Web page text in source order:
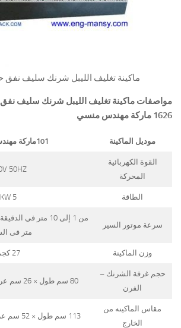
ماكينة تغليف الليبل شرنك سليف نفق
مواصفات ماكينة تغليف الليبل شرنك سليف
1626 ماركة مهندس منسي
موديل الماكينة 101ماركة
القوة الكهربائية
المحركة
50HZ
الطاقة 5 KW
سرعة موتور السير
متر فى
وزن الماكينة 27 كجم
حجم غرفة الشرنك –
الفرن
80 سم طول × 26 سم عرض × 16 سم ارتفاع
مقاس الماكينه من
الخارج
113 سم طول × 52 سم عرض × 65 سم ارتفاع